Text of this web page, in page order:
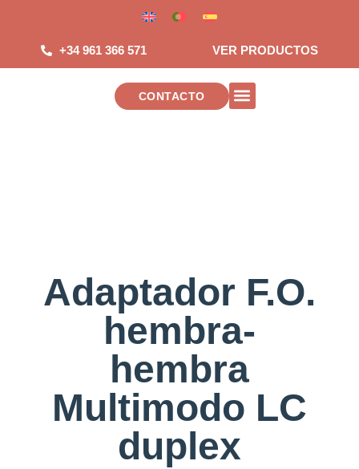
contenido
+34 961 366 571 VER PRODUCTOS
CONTACTO
Adaptador F.O.
hembra-
hembra
Multimodo LC
duplex